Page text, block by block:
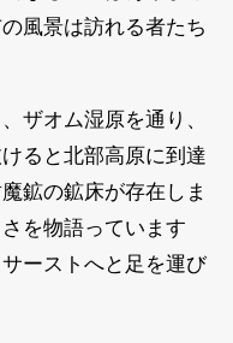
風景は訪れる者たち
ザオム湿原を通り、
ると北部高原に到達
鉱の鉱床が存在しま
を物語っています
ーストへと足を運び